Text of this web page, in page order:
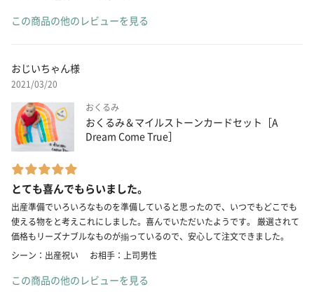
この商品の他のレビューを見る
おじいちゃん様
2021/03/20
おくるみ
おくるみ＆マイルストーンカードセット［A
Dream Come True］
とても喜んでもらいました。
出産準備でいろいろなものを準備していると思ったので、いつでもどこでも
使える物をと考えこれにしました。喜んでいただいたようです。 厳選されて
価格もリーズナブルなものが揃っているので、安心して注文できました。
シーン：出産祝い
お相手：上司男性
この商品の他のレビューを見る